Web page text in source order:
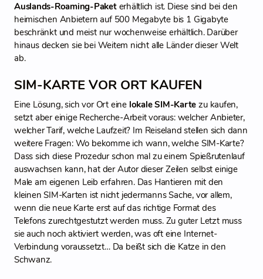
Auslands-Roaming-Paketerhältlich ist. Diese sind bei den
heimischen Anbietern auf 500 Megabyte bis 1 Gigabyte
beschränkt und meist nur wochenweise erhältlich. Darüber
hinaus decken sie bei Weitem nicht alle Länder dieser Welt
ab.
SIM-KARTE VOR ORT KAUFEN
Eine Lösung, sich vor Ort eine lokale SIM-Karte zu kaufen,
setzt aber einige Recherche-Arbeit voraus: welcher Anbieter,
welcher Tarif, welche Laufzeit? Im Reiseland stellen sich dann
weitere Fragen: Wo bekomme ich wann, welche SIM-Karte?
Dass sich diese Prozedur schon mal zu einem Spießrutenlauf
auswachsen kann, hat der Autor dieser Zeilen selbst einige
Male am eigenen Leib erfahren. Das Hantieren mit den
kleinen SIM-Karten ist nicht jedermanns Sache, vor allem,
wenn die neue Karte erst auf das richtige Format des
Telefons zurechtgestutzt werden muss. Zu guter Letzt muss
sie auch noch aktiviert werden, was oft eine Internet-
Verbindung voraussetzt… Da beißt sich die Katze in den
Schwanz.